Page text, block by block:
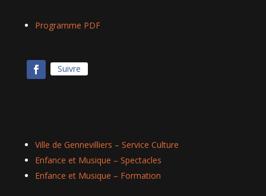
Programme PDF
Suivre
Ville de Gennevilliers – Service Culture
Enfance et Musique – Spectacles
Enfance et Musique – Formation